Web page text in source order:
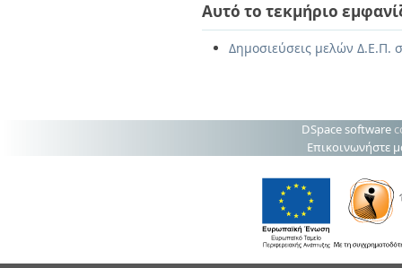
Αυτό το τεκμήριο
Δημοσιεύσεις μελών Δ.Ε.Π.
DSpace software
Επικοινωνήστε